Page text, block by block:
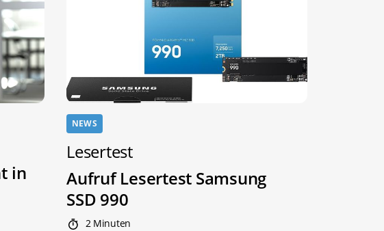
in
NEWS
Lesertest
Aufruf Lesertest Samsung
SSD 990
2 Minuten